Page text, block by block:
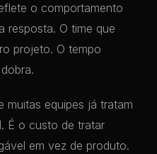
o comportamento
resposta. O time que
projeto. O tempo
muitas equipes já tratam
É o custo de tratar
em vez de produto.